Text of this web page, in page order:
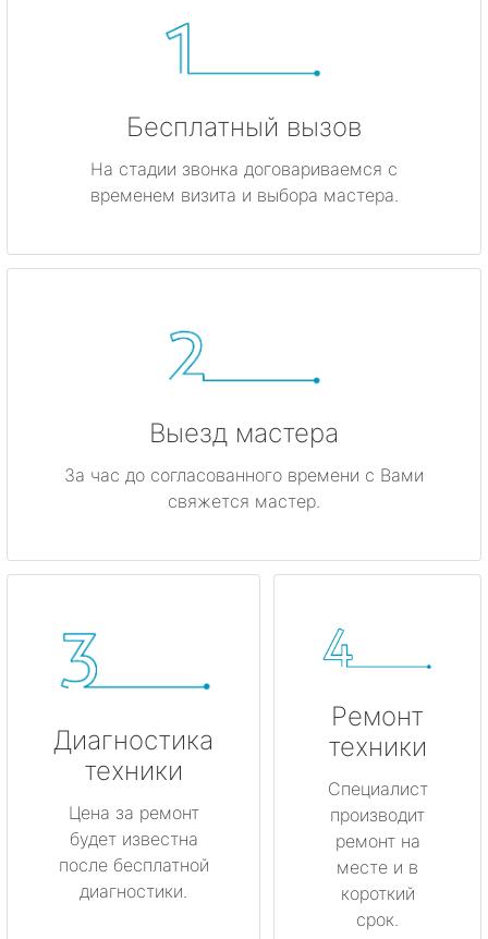
Бесплатный вызов
На стадии звонка договариваемся с
временем визита и выбора мастера.
Выезд мастера
За час до согласованного времени с Вами
свяжется мастер.
Диагностика
техники
Цена за ремонт
будет известна
после бесплатной
диагностики.
Ремонт
техники
Специалист
производит
ремонт на
месте и в
короткий
срок.